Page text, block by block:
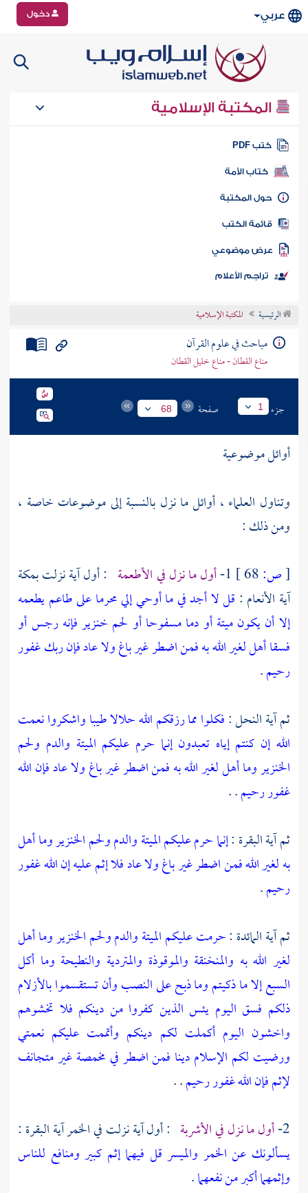
عربي دخول
المكتبة الإسلامية
كتب PDF
كتاب الأمة
المكتبة
الكتب
موضوعي
تراجم الأعلام
الرئيسية المكتبة الإسلامية
مباحث في علوم القرآن
مناع القطان - مناع خليل القطان
جزء 1 صفحة 68
أوائل موضوعية
وتناول العلماء ، أوائل ما نزل بالنسبة إلى موضوعات خاصة ،
ومن ذلك :
[ص: 1- أول ما نزل في الأطعمة : أول آية نزلتبمكة
آية الأنعام : قل لا أجد في ما أوحي إلي محرما على طاعم يطعمه
إلا أن يكون ميتة أو دما مسفوحا أو لحم خنزير فإنه رجس أو
فسقا أهل لغير الله به فمن اضطر غير باغ ولا عاد فإن ربك غفور
رحيم.
ثم آية النحل :فكلوا مما رزقكم الله حلالا طيبا واشكروا نعمت
الله إن كنتم إياه تعبدونإنما حرم عليكم الميتة والدم ولحم
الخنزير وما أهل لغير الله به فمن اضطر غير باغ ولا عاد فإن الله
غفور رحيم. .
ثم آية البقرة :إنما حرم عليكم الميتة والدم ولحم الخنزير وما أهل
به لغير الله فمن اضطر غير باغ ولا عاد فلا إثم عليه إن الله غفور
رحيم.
ثم آية المائدة :حرمت عليكم الميتة والدم ولحم الخنزير وما أهل
لغير الله به والمنخنقة والموقوذة والمتردية والنطيحة وما أكل
السبع إلا ما ذكيتم وما ذبح على النصب وأن تستقسموا بالأزلام
ذلكم فسق اليوم يئس الذين كفروا من دينكم فلا تخشوهم
واخشون اليوم أكملت لكم دينكم وأتممت عليكم نعمتي
ورضيت لكم الإسلام دينا فمن اضطر في مخمصة غير متجانف
لإثم فإن الله غفور رحيم. .
2- أول ما نزل في الأشربة : أول آية نزلت في الخمر آية البقرة :
يسألونك عن الخمر والميسر قل فيهما إثم كبير ومنافع للناس
وإثمهما أكبر من نفعهما.